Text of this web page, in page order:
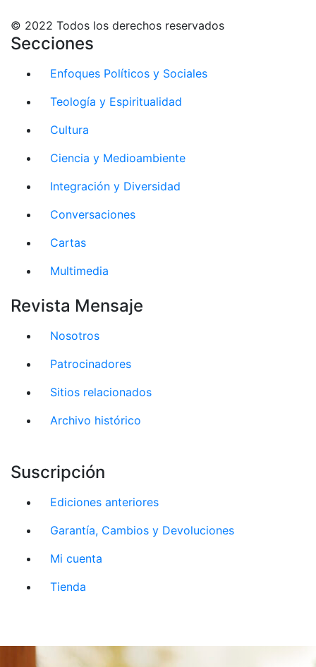
© 2022 Todos los derechos reservados
Secciones
Enfoques Políticos y Sociales
Teología y Espiritualidad
Cultura
Ciencia y Medioambiente
Integración y Diversidad
Conversaciones
Cartas
Multimedia
Revista Mensaje
Nosotros
Patrocinadores
Sitios relacionados
Archivo histórico
Suscripción
Ediciones anteriores
Garantía, Cambios y Devoluciones
Mi cuenta
Tienda